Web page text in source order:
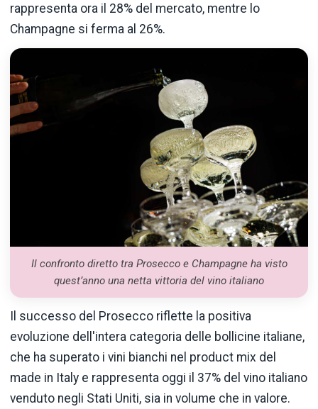
rappresenta ora il 28% del mercato, mentre lo
Champagne si ferma al 26%.
Il confronto diretto tra Prosecco e Champagne ha visto
quest’anno una netta vittoria del vino italiano
Il successo del Prosecco riflette la positiva
evoluzione dell'intera categoria delle bollicine italiane,
che ha superato i vini bianchi nel product mix del
made in Italy e rappresenta oggi il 37% del vino italiano
venduto negli Stati Uniti, sia in volume che in valore.